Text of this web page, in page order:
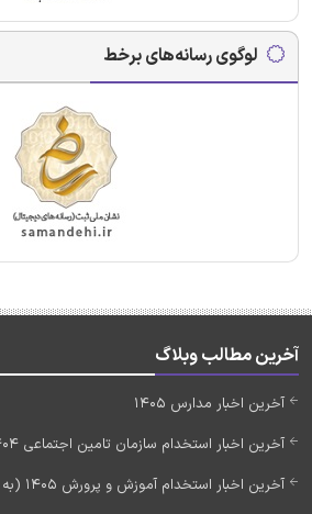
لوگوی رسانه‌های برخط
آخرین مطالب وبلاگ
آخرین اخبار مدارس 1405
آخرین اخبار استخدام سازمان تامین اجتماعی 1404 (به زودی)
آخرین اخبار استخدام آموزش و پرورش 1405 (به زودی)